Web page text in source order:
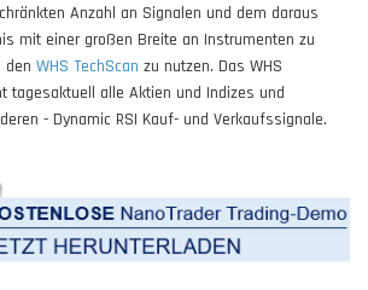
Anzahl an Signalen und dem daraus
mit einer großen Breite an Instrumenten zu
den WHS TechScan zu nutzen. Das WHS
tagesaktuell alle Aktien und Indizes und
- Dynamic RSI Kauf- und Verkaufssignale.